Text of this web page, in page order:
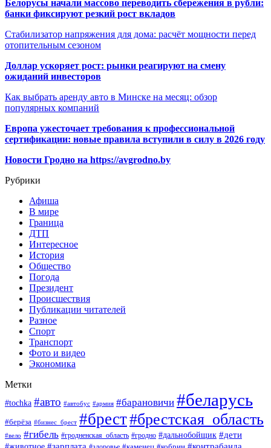
Белорусы начали массово переводить сбережения в рубли:
банки фиксируют резкий рост вкладов
Стабилизатор напряжения для дома: расчёт мощности перед
отопительным сезоном
Доллар ускоряет рост: рынки реагируют на смену
ожиданий инвесторов
Как выбрать аренду авто в Минске на месяц: обзор
популярных компаний
Европа ужесточает требования к профессиональной
сертификации: новые правила вступили в силу в 2026 году
Новости Гродно на https://avgrodno.by
Рубрики
Афиша
В мире
Граница
ДТП
Интересное
История
Общество
Погода
Президент
Происшествия
Публикации читателей
Разное
Спорт
Транспорт
Фото и видео
Экономика
Метки
#tochka #авто #автобус #армия #барановичи #беларусь
#берёза #бизнес_брест #брест#брестская_область
#вело #гибель #гродненская_область #гродно #дальнобойщик #дети